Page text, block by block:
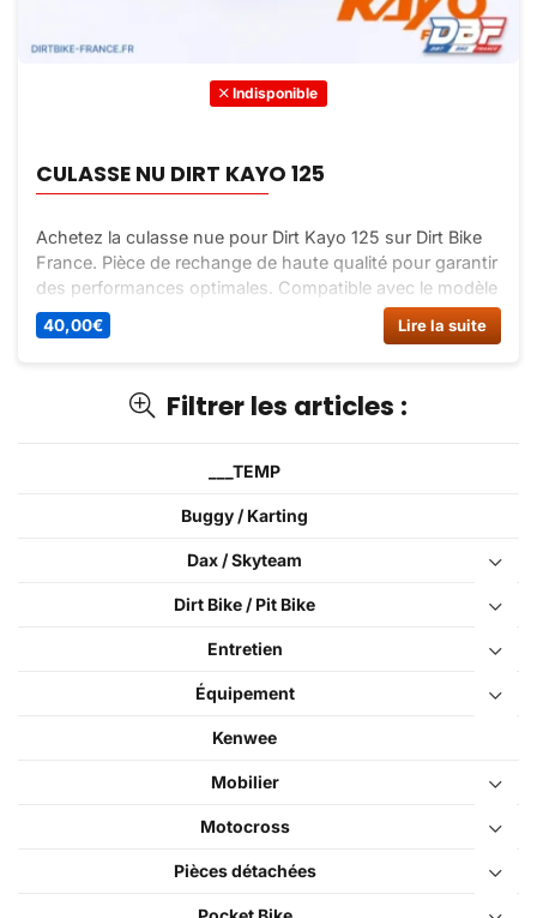
Filtrer les articles :
___TEMP
Buggy / Karting
Dax / Skyteam
Dirt Bike / Pit Bike
Entretien
Équipement
Kenwee
Mobilier
Motocross
Pièces détachées
Indisponible
CULASSE NU DIRT KAYO 125
Achetez la culasse nue pour Dirt Kayo 125 sur Dirt Bike
France. Pièce de rechange de haute qualité pour garantir
des performances optimales. Compatible avec le modèle
Kayo 125. Commandez dès maintenant !
40,00€ Lire la suite